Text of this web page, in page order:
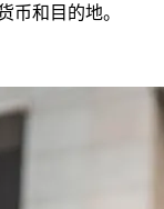
币和目的地。